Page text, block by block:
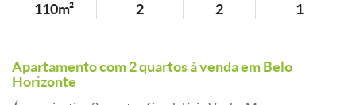
110m² 2 2 1
Apartamento com 2 quartos à venda em Belo
Horizonte